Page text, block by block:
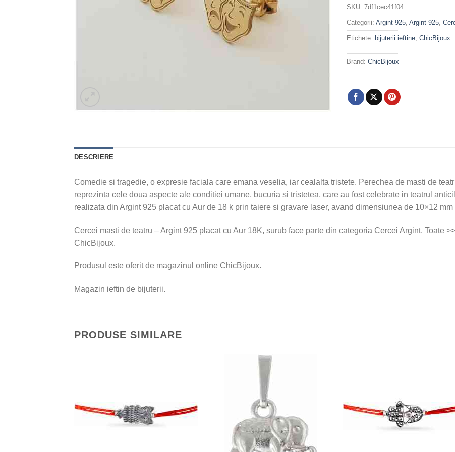
SKU: 7df1cec41f04
Categorii: Argint 925 Argint 925
Etichete: bijuterii ieftine ChicBijoux
Brand: ChicBijoux
DESCRIERE
Comedie si tragedie, o expresie faciala care emana veselia, iar cealalta tristete. Perechea de masti de
reprezinta cele doua aspecte ale conditiei umane, bucuria si tristetea, care au fost celebrate in teatrul
realizata din Argint 925 placat cu Aur de 18 k prin taiere si gravare laser, avand dimensiunea de 10×12
Cercei masti de teatru – Argint 925 placat cu Aur 18K, surub face parte din categoria Cercei Argint, Toate
ChicBijoux.
Produsul este oferit de magazinul online ChicBijoux.
Magazin ieftin de bijuterii.
PRODUSE SIMILARE